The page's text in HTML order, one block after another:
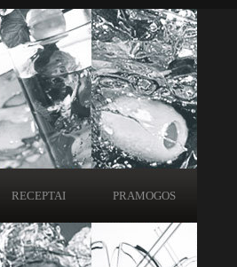
RECEPTAI PRAMOGOS